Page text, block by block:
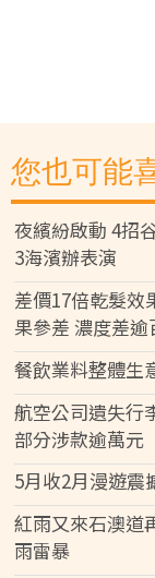
您也可能
夜繽紛啟動 4招
3海濱辦表演
差價17倍乾髮效
果參差 濃度差逾
餐飲業料整體生
航空公司遺失行
部分涉款逾萬元
5月收2月漫遊震
紅雨又來石澳道
雨雷暴